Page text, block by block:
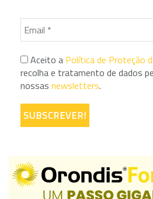
Aceito a Política de Proteção
recolha e tratamento de dados
nossas newsletters.